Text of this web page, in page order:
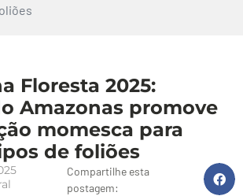
Floresta 2025:
Amazonas promove
momesca para
de foliões
Compartilhe esta
postagem: